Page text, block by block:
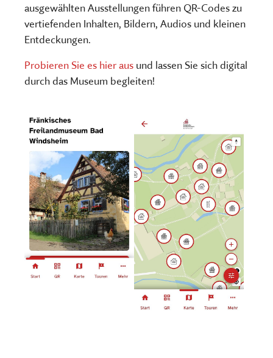
ausgewählten Ausstellungen führen QR-Codes zu
vertiefenden Inhalten, Bildern, Audios und kleinen
Entdeckungen.
Probieren Sie es hier aus und lassen Sie sich digital
durch das Museum begleiten!